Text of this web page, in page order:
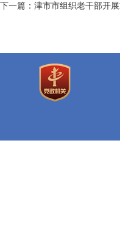
下一篇： 津市市组织老干部开